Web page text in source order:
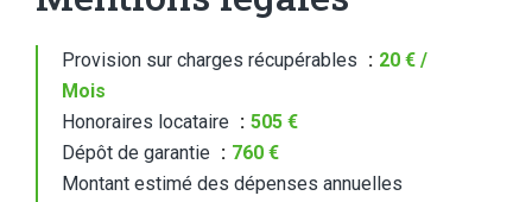
Provision sur charges récupérables
20 € /
Mois
Honoraires locataire
505 €
Dépôt de garantie
760 €
Montant estimé des dépenses annuelles